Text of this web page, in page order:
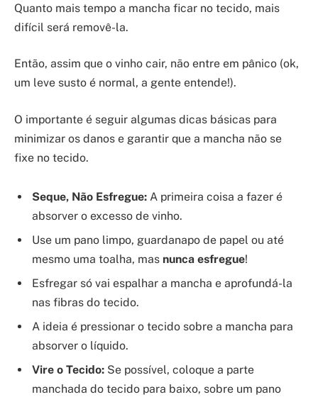
Quanto mais tempo a mancha ficar no tecido, mais
difícil será removê-la.
Então, assim que o vinho cair, não entre em pânico (ok,
um leve susto é normal, a gente entende!).
O importante é seguir algumas dicas básicas para
minimizar os danos e garantir que a mancha não se
fixe no tecido.
Seque, Não Esfregue: A primeira coisa a fazer é
absorver o excesso de vinho.
Use um pano limpo, guardanapo de papel ou até
mesmo uma toalha, mas nunca esfregue!
Esfregar só vai espalhar a mancha e aprofundá-la
nas fibras do tecido.
A ideia é pressionar o tecido sobre a mancha para
absorver o líquido.
Vire o Tecido: Se possível, coloque a parte
manchada do tecido para baixo, sobre um pano